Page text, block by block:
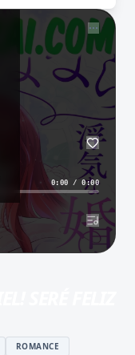
0:00 /0:00
ROMANCE